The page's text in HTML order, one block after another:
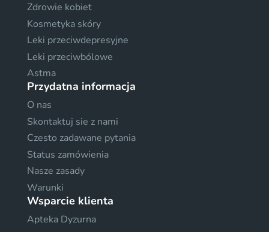
Zdrowie kobiet
Kosmetyka skóry
Leki przeciwdepresyjne
Leki przeciwbólowe
Astma
Przydatna informacja
O nas
Skontaktuj sie z nami
Czesto zadawane pytania
Status zamówienia
Nasze zasady
Warunki
Wsparcie klienta
Apteka Dyzurna